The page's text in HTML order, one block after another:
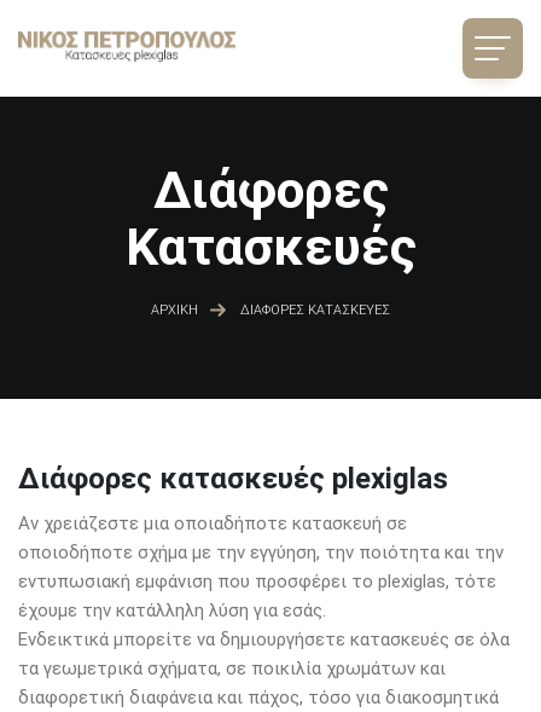
Διάφορες
Κατασκευές
ΑΡΧΙΚΉ ΔΙΆΦΟΡΕΣ ΚΑΤΑΣΚΕΥΈΣ
Διάφορες κατασκευές plexiglas
Αν χρειάζεστε μια οποιαδήποτε κατασκευή σε
οποιοδήποτε σχήμα με την εγγύηση, την ποιότητα και την
εντυπωσιακή εμφάνιση που προσφέρει το plexiglas, τότε
έχουμε την κατάλληλη λύση για εσάς.
Ενδεικτικά μπορείτε να δημιουργήσετε κατασκευές σε όλα
τα γεωμετρικά σχήματα, σε ποικιλία χρωμάτων και
διαφορετική διαφάνεια και πάχος, τόσο για διακοσμητικά